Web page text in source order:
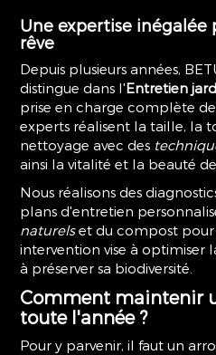
Une expertise inégalée
rêve
Depuis plusieurs années,
distingue dans l'Entretien
prise en charge complète de
experts réalisent la taille, la
nettoyage avec des
ainsi la vitalité et la beauté
Nous réalisons des
plans d'entretien
naturelset du compost pour
intervention vise à optimiser
à préserver sa biodiversité.
Comment maintenir
toute l'année ?
Pour y parvenir, il faut un